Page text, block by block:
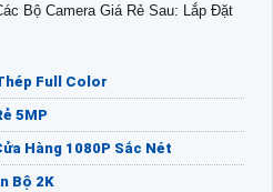
Bộ Camera Giá Rẻ Sau: Lắp Đặt
Full Color
5MP
Hàng 1080P Sắc Nét
Bộ 2K